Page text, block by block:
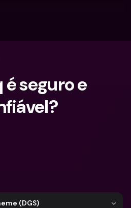
seguro e
(DGS)